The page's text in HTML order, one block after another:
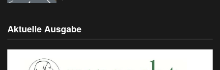
Aktuelle Ausgabe